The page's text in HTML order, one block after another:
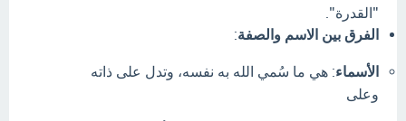
"القدرة".
الفرق بين الاسم والصفة:
الأسماء: هي ما سُمي الله به نفسه، وتدل على ذاته
وعلى